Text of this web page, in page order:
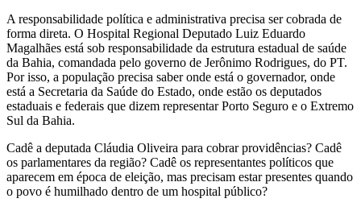
A responsabilidade política e administrativa precisa ser cobrada de
forma direta. O Hospital Regional Deputado Luiz Eduardo
Magalhães está sob responsabilidade da estrutura estadual de saúde
da Bahia, comandada pelo governo de Jerônimo Rodrigues, do PT.
Por isso, a população precisa saber onde está o governador, onde
está a Secretaria da Saúde do Estado, onde estão os deputados
estaduais e federais que dizem representar Porto Seguro e o Extremo
Sul da Bahia.
Cadê a deputada Cláudia Oliveira para cobrar providências? Cadê
os parlamentares da região? Cadê os representantes políticos que
aparecem em época de eleição, mas precisam estar presentes quando
o povo é humilhado dentro de um hospital público?